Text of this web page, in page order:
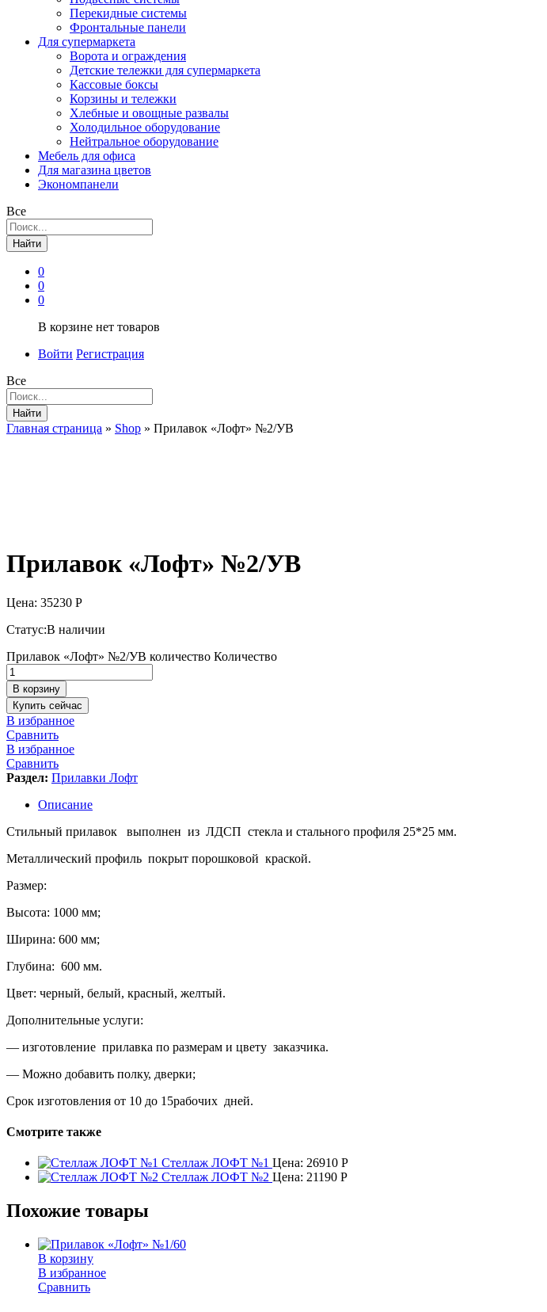
Перекидные системы
Фронтальные панели
Для супермаркета
Ворота и ограждения
Детские тележки для супермаркета
Кассовые боксы
Корзины и тележки
Хлебные и овощные развалы
Холодильное оборудование
Нейтральное оборудование
Мебель для офиса
Для магазина цветов
Экономпанели
Все
Найти
0
0
0
В корзине нет товаров
Войти Регистрация
Все
Найти
Главная страница » Shop » Прилавок «Лофт» №2/УВ
Прилавок «Лофт» №2/УВ
Цена: 35230 Р
Статус:В наличии
Прилавок «Лофт» №2/УВ количество Количество
В корзину
Купить сейчас
В избранное
Сравнить
В избранное
Сравнить
Раздел: Прилавки Лофт
Описание
Стильный прилавок выполнен из ЛДСП стекла и стального профиля 25*25 мм.
Металлический профиль покрыт порошковой краской.
Размер:
Высота: 1000 мм;
Ширина: 600 мм;
Глубина: 600 мм.
Цвет: черный, белый, красный, желтый.
Дополнительные услуги:
— изготовление прилавка по размерам и цвету заказчика.
— Можно добавить полку, дверки;
Срок изготовления от 10 до 15рабочих дней.
Смотрите также
Стеллаж ЛОФТ №1 Цена: 26910 Р
Стеллаж ЛОФТ №2 Цена: 21190 Р
Похожие товары
В корзину
В избранное
Сравнить